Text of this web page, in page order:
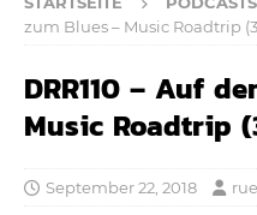
zum Blues – Music Roadtrip
DRR110 – Auf
Music Roadtrip
September 22, 2018